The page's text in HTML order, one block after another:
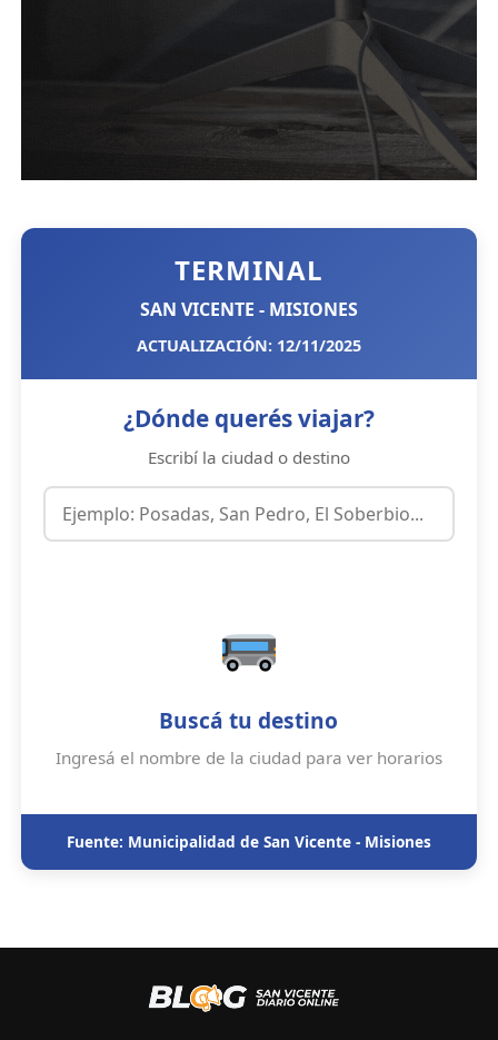
TERMINAL
SAN VICENTE - MISIONES
ACTUALIZACIÓN: 12/11/2025
¿Dónde querés viajar?
Escribí la ciudad o destino
Buscá tu destino
Ingresá el nombre de la ciudad para ver horarios
Fuente: Municipalidad de San Vicente - Misiones